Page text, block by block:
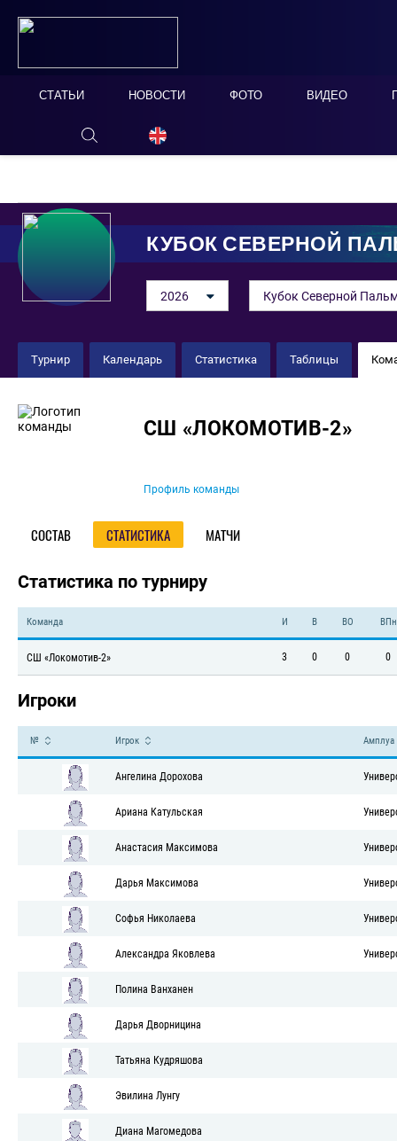
СТАТЬИ НОВОСТИ ФОТО ВИДЕО
ОНЛАЙН ТАБЛО СКРЫТЬ
КУБОК СЕВЕРНОЙ
2026 Кубок Северной
Турнир Календарь Статистика Таблицы
Команда
СШ «ЛОКОМОТИВ-2»
Профиль команды
СОСТАВ СТАТИСТИКА МАТЧИ
Статистика по турниру
Команда И В ВО ВПн
СШ «Локомотив-2» 3 0 0 0
Игроки
№ Игрок Амплуа
Ангелина Дорохова
Ариана Катульская
Анастасия Максимова
Дарья Максимова
Софья Николаева
Александра Яковлева
Полина Ванханен
Дарья Дворницина
Татьяна Кудряшова
Эвилина Лунгу
Диана Магомедова